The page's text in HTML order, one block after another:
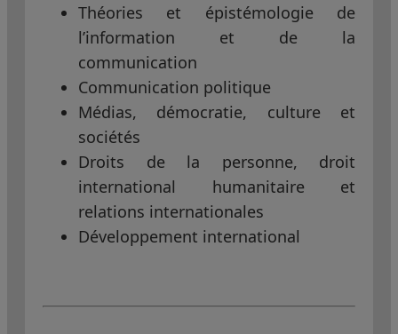
Théories et épistémologie de
l’information et de la
communication
Communication politique
Médias, démocratie, culture et
sociétés
Droits de la personne, droit
international humanitaire et
relations internationales
Développement international